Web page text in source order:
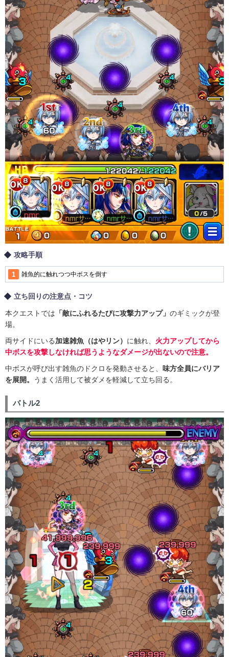
攻略手順
雑魚的に触れつつ中ボスを倒す
立ち回りの注意点・コツ
本クエストでは 「敵にふれるたびに攻撃力アップ」 のギミックが登
場。
両サイドにいる加速雑魚（はやリン） に触れ、 火力アップしてから
中ボスを攻撃しなければ思うようなダメージが出ないので注意。
中ボスが呼び出す雑魚のドクロを発動させると、
味方全員にバリア
を展開。
うまく活用して被ダメを軽減して立ち回る。
バトル2